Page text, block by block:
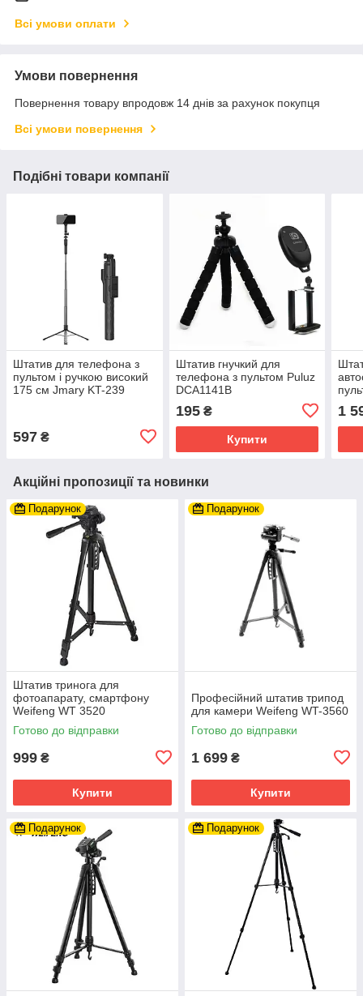
Всі умови оплати
Умови повернення
Повернення товару впродовж 14 днів за рахунок покупця
Всі умови повернення
Подібні товари компанії
Штатив для телефона з
пультом і ручкою високий
175 см Jmary KT-239
597 ₴
Штатив гнучкий для
телефона з пультом Puluz
DCA1141B
195₴
Купити
1
Акційні пропозиції та новинки
Подарунок
Штатив тринога для
фотоапарату, смартфону
Weifeng WT 3520
Готово до відправки
999 ₴
Купити
Подарунок
Професійний штатив трипод
для камери Weifeng WT-3560
Готово до відправки
1 699 ₴
Купити
Подарунок Подарунок